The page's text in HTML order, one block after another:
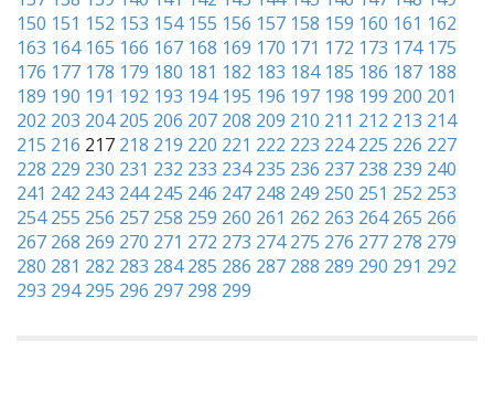
150 151 152 153 154 155 156 157 158 159 160 161 162
163 164 165 166 167 168 169 170 171 172 173 174 175
176 177 178 179 180 181 182 183 184 185 186 187 188
189 190 191 192 193 194 195 196 197 198 199 200 201
202 203 204 205 206 207 208 209 210 211 212 213 214
215 216 217 218 219 220 221 222 223 224 225 226 227
228 229 230 231 232 233 234 235 236 237 238 239 240
241 242 243 244 245 246 247 248 249 250 251 252 253
254 255 256 257 258 259 260 261 262 263 264 265 266
267 268 269 270 271 272 273 274 275 276 277 278 279
280 281 282 283 284 285 286 287 288 289 290 291 292
293 294 295 296 297 298 299